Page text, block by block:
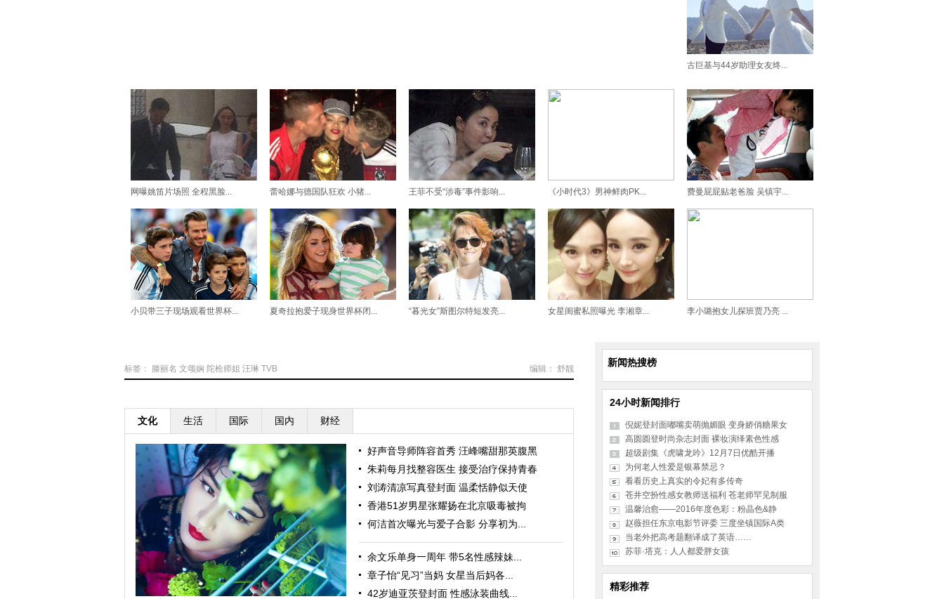
古巨基与44岁助理女友终...
网曝姚笛片场照 全程黑脸... 蕾哈娜与德国队狂欢 小猪... 王菲不受“涉毒”事件影响... 《小时代3》男神鲜肉PK... 费曼屁屁贴老爸脸 吴镇宇...
小贝带三子现场观看世界杯... 夏奇拉抱爱子现身世界杯闭... “暮光女”斯图尔特短发亮... 女星闺蜜私照曝光 李湘章... 李小璐抱女儿探班贾乃亮 ...
编辑： 舒靓
标签： 滕丽名 文颂娴 陀枪师姐 汪琳 TVB
文化 生活 国际 国内 财经
好声音导师阵容首秀 汪峰嘴甜那英腹黑
朱莉每月找整容医生 接受治疗保持青春
刘涛清凉写真登封面 温柔恬静似天使
香港51岁男星张耀扬在北京吸毒被拘
何洁首次曝光与爱子合影 分享初为...
余文乐单身一周年 带5名性感辣妹...
章子怡“见习”当妈 女星当后妈各...
42岁迪亚茨登封面 性感泳装曲线...
新闻热搜榜
24小时新闻排行
倪妮登封面嘟嘴卖萌抛媚眼 变身娇俏糖果女
高圆圆登时尚杂志封面 裸妆演绎素色性感
超级剧集《虎啸龙吟》12月7日优酷开播
为何老人性爱是银幕禁忌？
看看历史上真实的令妃有多传奇
苍井空扮性感女教师送福利 苍老师罕见制服
温馨治愈——2016年度色彩：粉晶色&静
赵薇担任东京电影节评委 三度坐镇国际A类
当老外把高考题翻译成了英语……
苏菲·塔克：人人都爱胖女孩
精彩推荐